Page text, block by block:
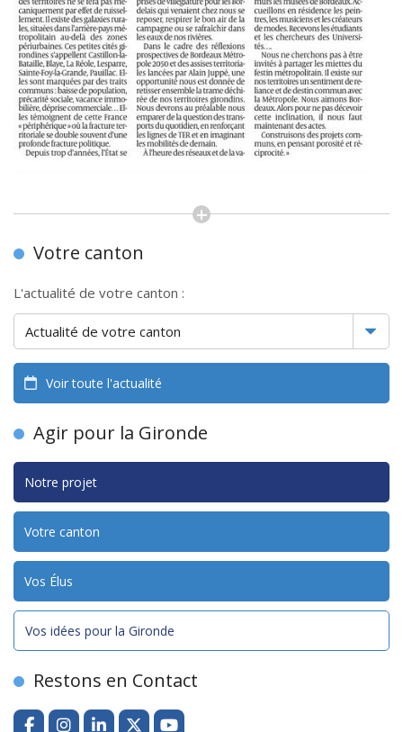
Votre canton
L'actualité de votre canton :
Voir toute l'actualité
Agir pour la Gironde
Notre projet
Votre canton
Vos Élus
Vos idées pour la Gironde
Restons en Contact